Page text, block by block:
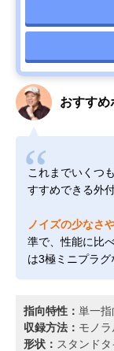
おすすめ
これまでいくつ
すすめできる外
ノイズの少なさ
準で、性能に比
は3極ミニプラグ
指向特性： 単一指
収録方法： モノラ
形状： スタンド